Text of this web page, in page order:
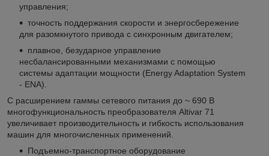
управления;
точность поддержания скорости и энергосбережение
для разомкнутого привода с синхронным двигателем;
плавное, безударное управление
несбалансированными механизмами с помощью
системы адаптации мощности (Energy Adaptation System
- ENA).
С расширением гаммы сетевого питания до ~ 690 В
многофункциональность преобразователя Altivar 71
увеличивает производительность и гибкость использования
машин для многочисленных применений.
Подъемно-транспортное оборудование